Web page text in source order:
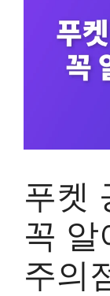
푸켓
꼭 알
주의